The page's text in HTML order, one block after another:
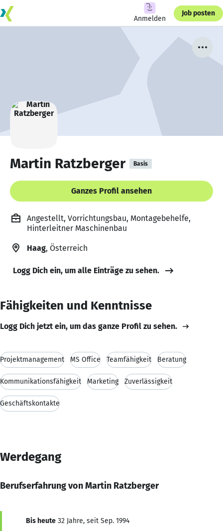
Anmelden
Job posten
Martin Ratzberger Basis
Ganzes Profil ansehen
Angestellt, Vorrichtungsbau, Montagebehelfe,
Hinterleitner Maschinenbau
Haag, Österreich
Logg Dich ein, um alle Einträge zu sehen.
Fähigkeiten und Kenntnisse
Logg Dich jetzt ein, um das ganze Profil zu sehen.
Projektmanagement MS Office Teamfähigkeit Beratung
Kommunikationsfähigkeit Marketing Zuverlässigkeit
Geschäftskontakte
Werdegang
Berufserfahrung von Martin Ratzberger
Bis heute 32 Jahre, seit Sep. 1994